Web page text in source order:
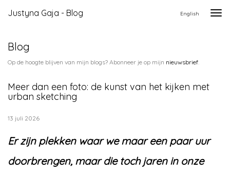
Justyna Gaja - Blog English
Blog
Op de hoogte blijven van mijn blogs? Abonneer je op mijn nieuwsbrief.
Meer dan een foto: de kunst van het kijken met
urban sketching
13 juli 2026
Er zijn plekken waar we maar een paar uur
doorbrengen, maar die toch jaren in onze